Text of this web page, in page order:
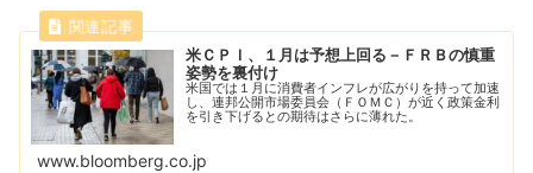
米ＣＰＩ、１月は予想上回る－ＦＲＢの慎重
姿勢を裏付け
米国では１月に消費者インフレが広がりを持って加速
し、連邦公開市場委員会（ＦＯＭＣ）が近く政策金利
を引き下げるとの期待はさらに薄れた。
www.bloomberg.co.jp